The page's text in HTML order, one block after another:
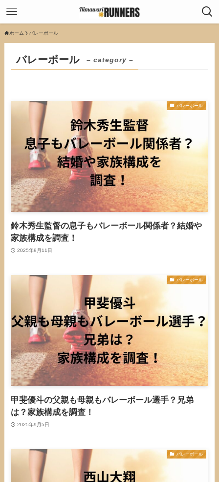
ホーム バレーボール
バレーボール – category –
バレーボール
鈴木秀生監督の息子もバレーボール関係者？結婚や
家族構成を調査！
2025年9月11日
バレーボール
甲斐優斗の父親も母親もバレーボール選手？兄弟
は？家族構成を調査！
2025年9月5日
バレーボール